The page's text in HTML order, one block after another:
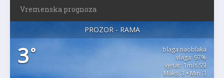
Vremenska prognoza
PROZOR - RAMA
3°
blaga naoblaka
vlaga: 97%
vjetar: 1m/s SSI
Maks. 3 • Min. 3